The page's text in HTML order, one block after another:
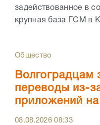
задействованное в
крупная база ГСМ в
Общество
Волгоградцам
переводы из-
приложений
08.08.202608:33